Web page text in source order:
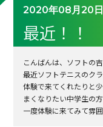
2020年08月20日
最近！！
こんばんは、ソフトの
最近ソフトテニスのク
体験で来てくれたりと
まくなりたい中学生の方
一度体験に来てみて雰